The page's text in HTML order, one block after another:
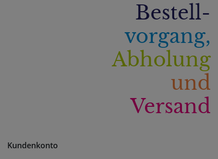
Bestell-
vorgang,
Abholung
und
Versand
Kundenkonto